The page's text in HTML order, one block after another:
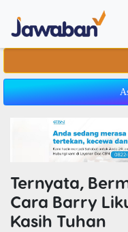
Ternyata,
Cara Barry
Kasih Tuhan